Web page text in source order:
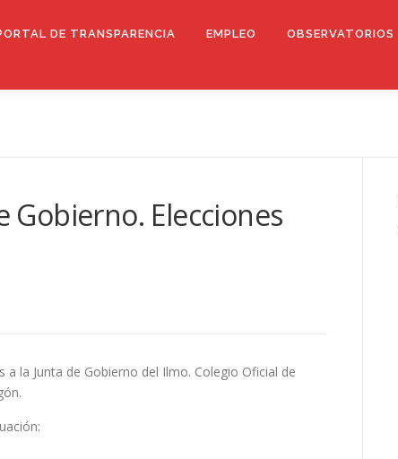
DE TRANSPARENCIA EMPLEO OBSERVATORIOS
Gobierno. Elecciones
la Junta de Gobierno del Ilmo. Colegio Oficial de